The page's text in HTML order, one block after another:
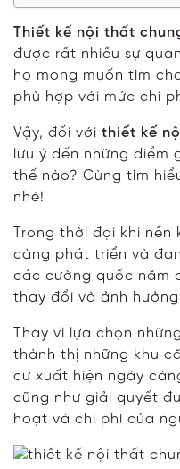
Thiết kế nội thất
được rất nhiều sự
họ mong muốn tìm
phù hợp với mức chi
Vậy, đối với thiết kế
lưu ý đến những điểm
thế nào? Cùng tìm
nhé!
Trong thời đại khi
càng phát triển và
các cường quốc năm
thay đổi và ảnh
Thay vì lựa chọn
thành thị những khu
cư xuất hiện ngày
cũng như giải quyết
hoạt và chi phí của